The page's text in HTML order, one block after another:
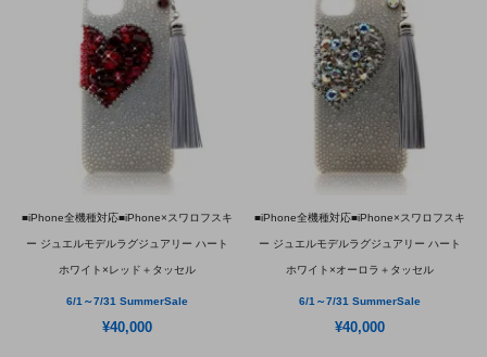
■iPhone全機種対応■iPhone×スワロフスキ
ー ジュエルモデルラグジュアリー ハート
ホワイト×レッド＋タッセル
6/1～7/31 SummerSale
¥40,000
■iPhone全機種対応■iPhone×スワロフスキ
ー ジュエルモデルラグジュアリー ハート
ホワイト×オーロラ＋タッセル
6/1～7/31 SummerSale
¥40,000